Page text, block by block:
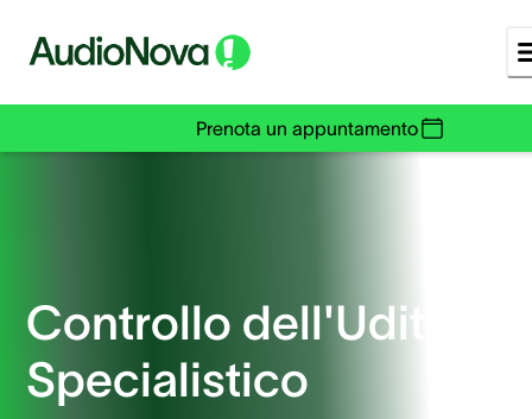
Prenota un appuntamento
Controllo dell'Udito
Specialistico